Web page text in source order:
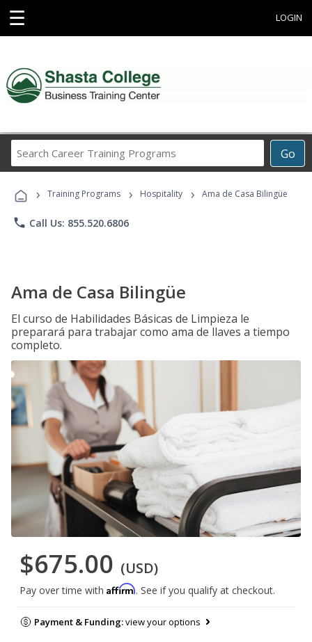
☰ LOGIN
Go
Career
Programs
› Training Programs › Hospitality › Ama de Casa Bilingüe
phone Call Us: 855.520.6806
Ama de Casa Bilingüe
El curso de Habilidades Básicas de Limpieza le
preparará para trabajar como ama de llaves a tiempo
completo.
$675.00 (USD)
Pay over time with Affirm. See if you qualify at checkout.
Payment & Funding:view your options